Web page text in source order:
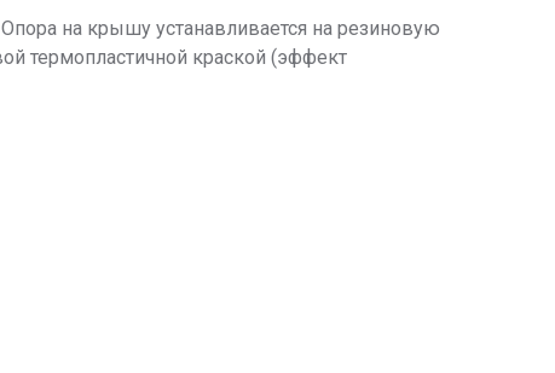
Опора на крышу устанавливается на резиновую
термопластичной краской (эффект